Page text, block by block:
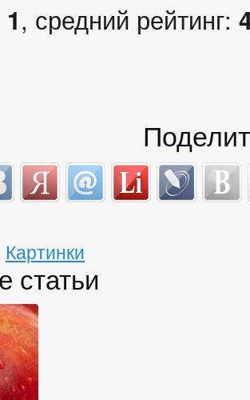
1, средний рейтинг:
Картинки
статьи